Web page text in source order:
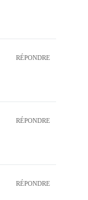
RÉPONDRE
RÉPONDRE
RÉPONDRE